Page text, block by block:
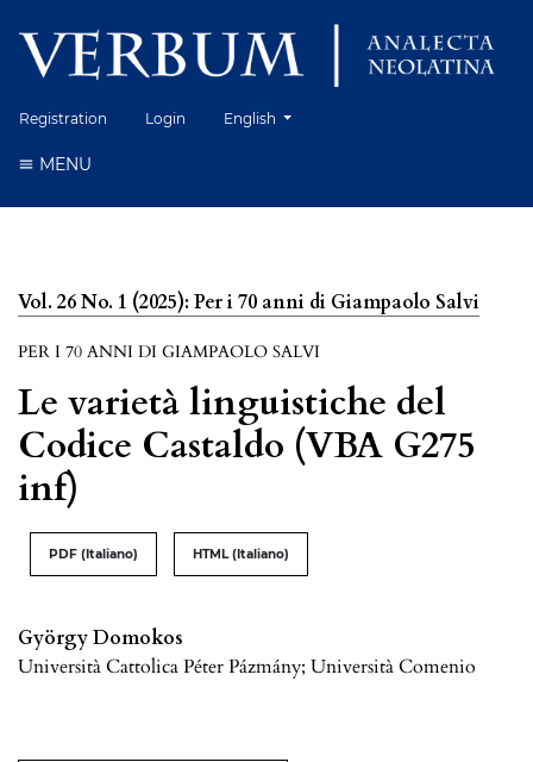
Registration Login Change the language. The current
English
MENU
Vol. 26 No. 1 (2025): Per i 70 anni di Giampaolo Salvi
PER I 70 ANNI DI GIAMPAOLO SALVI
Le varietà linguistiche del
Codice Castaldo (VBA G275
inf)
PDF (Italiano) HTML (Italiano)
György Domokos
Università Cattolica Péter Pázmány; Università Comenio